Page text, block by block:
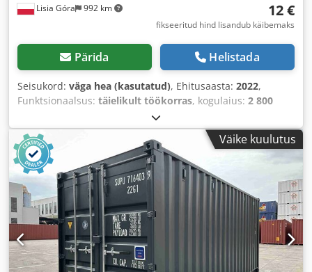
Lisia Góra 992 km 12 €
fikseeritud hind lisandub käibemaks
Pärida Helistada
Seisukord: väga hea (kasutatud), Ehitusaasta: 2022,
Funktsionaalsus: täielikult töökorras, kogulaius: 2 800
, kandevõime ühe
hoiustamisosa kohta:1 800 kg,
Väike kuulutus